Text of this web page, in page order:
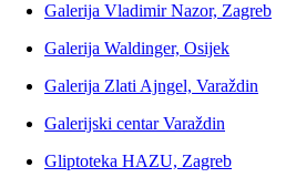
Galerija Vladimir Nazor, Zagreb
Galerija Waldinger, Osijek
Galerija Zlati Ajngel, Varaždin
Galerijski centar Varaždin
Gliptoteka HAZU, Zagreb